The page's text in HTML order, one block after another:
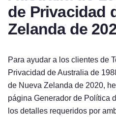
de Privacidad
Zelanda de
Para ayudar a los clientes de
Privacidad de Australia de
de Nueva Zelanda de 2020,
página Generador de Política
los detalles requeridos por